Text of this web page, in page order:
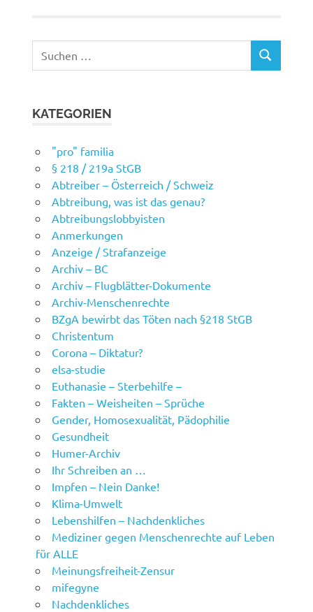
nach:
SUCHEN
KATEGORIEN
"pro" familia
§ 218 / 219a StGB
Abtreiber – Österreich / Schweiz
Abtreibung, was ist das genau?
Abtreibungslobbyisten
Anmerkungen
Anzeige / Strafanzeige
Archiv – BC
Archiv – Flugblätter-Dokumente
Archiv-Menschenrechte
BZgA bewirbt das Töten nach §218 StGB
Christentum
Corona – Diktatur?
elsa-studie
Euthanasie – Sterbehilfe –
Fakten – Weisheiten – Sprüche
Gender, Homosexualität, Pädophilie
Gesundheit
Humer-Archiv
Ihr Schreiben an …
Impfen – Nein Danke!
Klima-Umwelt
Lebenshilfen – Nachdenkliches
Mediziner gegen Menschenrechte auf Leben
für ALLE
Meinungsfreiheit-Zensur
mifegyne
Nachdenkliches